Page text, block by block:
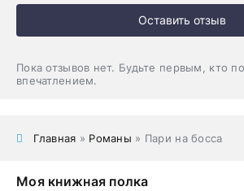
Оставить отзыв
Пока отзывов нет. Будьте первым, кто
впечатлением.
Главная » Романы » Пари на босса
Моя книжная полка